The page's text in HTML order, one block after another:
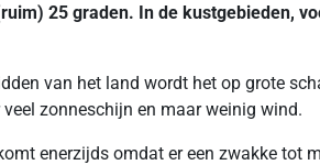
25 graden. In de kustgebieden,
van het land wordt het op grote
zonneschijn en maar weinig wind.
enerzijds omdat er een zwakke